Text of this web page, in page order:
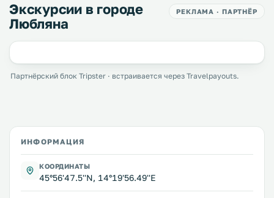
Экскурсии в городе
Любляна
РЕКЛАМА · ПАРТНЁР
Партнёрский блок Tripster · встраивается через Travelpayouts.
ИНФОРМАЦИЯ
КООРДИНАТЫ
45°56'47.5''N, 14°19'56.49''E